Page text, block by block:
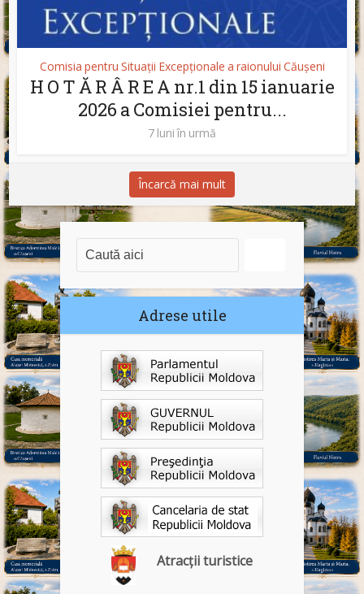
Comisia pentru Situații Excepționale a raionului Căușeni
H O T Ă R Â R E A nr.1 din 15 ianuarie
2026 a Comisiei pentru...
7 luni în urmă
Încarcă mai mult
Adrese utile
Atracții turistice